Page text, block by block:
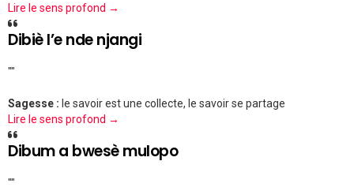
Lire le sens profond →
Dibiè l’e nde njangi
""
Sagesse : le savoir est une collecte, le savoir se partage
Lire le sens profond →
Dibum a bwesè mulopo
""